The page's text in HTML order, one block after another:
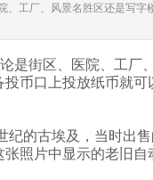
、工厂、风景名胜区还是写
街区、医院、工厂
币口上投放纸币就
纪的古埃及，当时出
照片中显示的老旧